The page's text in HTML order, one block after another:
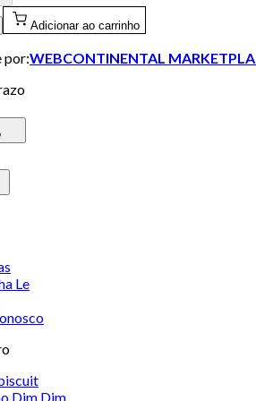
Adicionar ao carrinho
por:WEBCONTINENTAL
Le
Dim Dim